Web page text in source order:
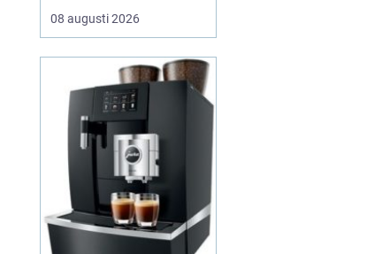
gemensam standard för
transport och lagring i
och stora delar av
världen. När företag
använder s...
08 augusti 2026